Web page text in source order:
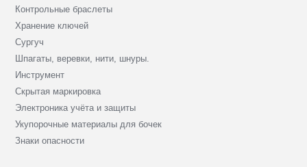
Контрольные браслеты
Хранение ключей
Сургуч
Шпагаты, веревки, нити, шнуры.
Инструмент
Скрытая маркировка
Электроника учёта и защиты
Укупорочные материалы для бочек
Знаки опасности